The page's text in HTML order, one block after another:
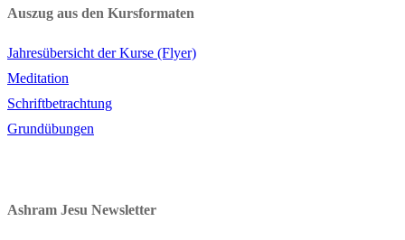
Auszug aus den Kursformaten
Jahresübersicht der Kurse (Flyer)
Meditation
Schriftbetrachtung
Grundübungen
Ashram Jesu Newsletter